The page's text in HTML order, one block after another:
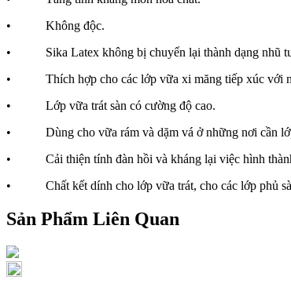
• Không độc.
• Sika Latex không bị chuyển lại thành dạng nhũ
• Thích hợp cho các lớp vữa xi măng tiếp xúc với
• Lớp vữa trát sàn có cường độ cao.
• Dùng cho vữa rám và dặm vá ở những nơi cần
• Cải thiện tính đàn hồi và kháng lại việc hình
• Chất kết dính cho lớp vữa trát, cho các lớp phủ
Sản Phẩm Liên Quan